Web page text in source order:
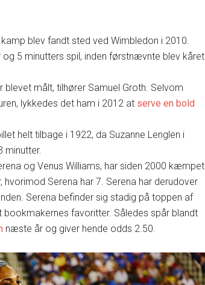
blev fandt sted ved Wimbledon i 2010.
5 minutters spil, inden førstnævnte blev kåret
blevet målt, tilhører Samuel Groth. Selvom
lykkedes det ham i 2012 at serve en bold
helt tilbage i 1922, da Suzanne Lenglen i
minutter.
og Venus Williams, har siden 2000 kæmpet
Serena har 7. Serena har derudover
Serena befinder sig stadig på toppen af
bookmakernes favoritter. Således spår blandt
næste år og giver hende odds 2.50.